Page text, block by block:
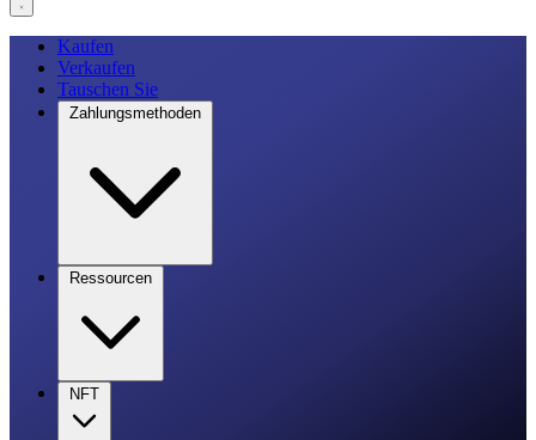
Kaufen
Verkaufen
Tauschen Sie
Zahlungsmethoden
Ressourcen
NFT